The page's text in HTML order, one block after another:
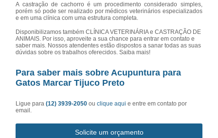
A castração de cachorro é um procedimento considerado simples,
porém só pode ser realizado por médicos veterinários especializados
e em uma clínica com uma estrutura completa.
Disponibilizamos também CLÍNICA VETERINÁRIA e CASTRAÇÃO DE
ANIMAIS. Por isso, aproveite a sua chance para entrar em contato e
saber mais. Nossos atendentes estão dispostos a sanar todas as suas
dúvidas sobre os trabalhos oferecidos. Saiba mais!
Para saber mais sobre Acupuntura para
Gatos Marcar Tijuco Preto
Ligue para(12) 3939-2050ouclique aqui e entre em contato por
email.
Solicite um orçamento